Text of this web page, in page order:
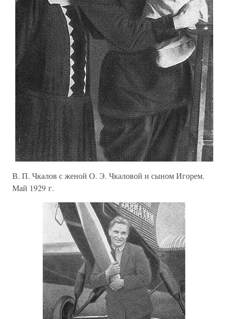
В. П. Чкалов с женой О. Э. Чкаловой и сыном Игорем.
Май 1929 г.